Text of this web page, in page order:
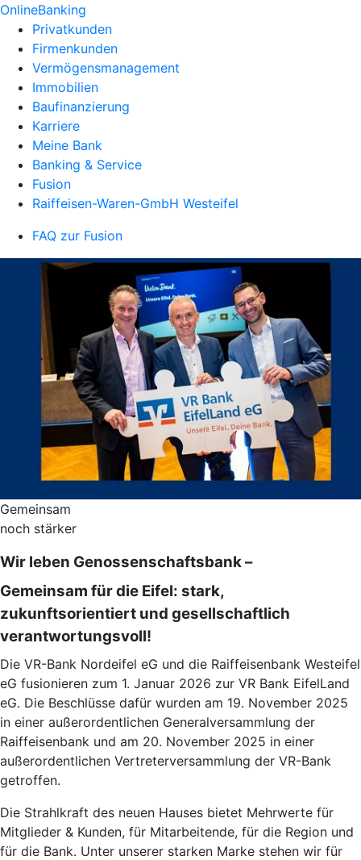
OnlineBanking
Privatkunden
Firmenkunden
Vermögensmanagement
Immobilien
Baufinanzierung
Karriere
Meine Bank
Banking & Service
Fusion
Raiffeisen-Waren-GmbH Westeifel
FAQ zur Fusion
Gemeinsam
noch stärker
Wir leben Genossenschaftsbank –
Gemeinsam für die Eifel: stark,
zukunftsorientiert und gesellschaftlich
verantwortungsvoll!
Die VR-Bank Nordeifel eG und die Raiffeisenbank Westeifel
eG fusionieren zum 1. Januar 2026 zur VR Bank EifelLand
eG. Die Beschlüsse dafür wurden am 19. November 2025
in einer außerordentlichen Generalversammlung der
Raiffeisenbank und am 20. November 2025 in einer
außerordentlichen Vertreterversammlung der VR-Bank
getroffen.
Die Strahlkraft des neuen Hauses bietet Mehrwerte für
Mitglieder & Kunden, für Mitarbeitende, für die Region und
für die Bank. Unter unserer starken Marke stehen wir für